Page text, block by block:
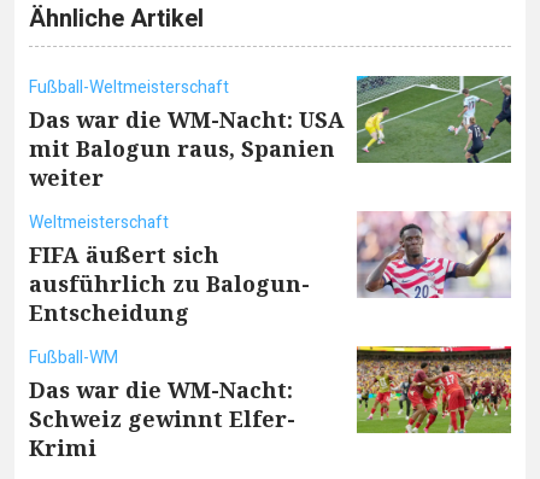
Ähnliche Artikel
Fußball-Weltmeisterschaft
Das war die WM-Nacht: USA
mit Balogun raus, Spanien
weiter
Weltmeisterschaft
FIFA äußert sich
ausführlich zu Balogun-
Entscheidung
Fußball-WM
Das war die WM-Nacht:
Schweiz gewinnt Elfer-
Krimi